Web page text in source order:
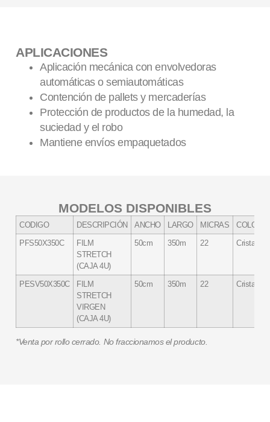
APLICACIONES
Aplicación mecánica con envolvedoras
automáticas o semiautomáticas
Contención de pallets y mercaderías
Protección de productos de la humedad, la
suciedad y el robo
Mantiene envíos empaquetados
MODELOS DISPONIBLES
CODIGO DESCRIPCIÓN ANCHO LARGO MICRAS
COLOR
PFS50X350C
FILM
STRETCH
(CAJA 4U)
50cm 350m 22 Cristal
PESV50X350C
FILM
STRETCH
VIRGEN
(CAJA 4U)
50cm 350m 22 Cristal
*Venta por rollo cerrado. No fraccionamos el producto.